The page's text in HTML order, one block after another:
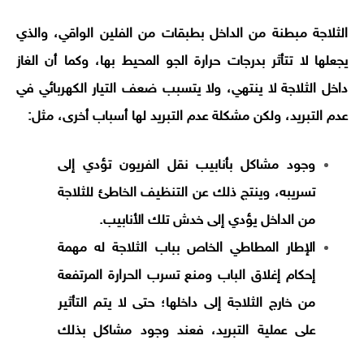
الثلاجة مبطنة من الداخل بطبقات من الفلين الواقي، والذي
يجعلها لا تتأثر بدرجات حرارة الجو المحيط بها، وكما أن الغاز
داخل الثلاجة لا ينتهي، ولا يتسبب ضعف التيار الكهربائي في
عدم التبريد، ولكن مشكلة عدم التبريد لها أسباب أخرى، مثل:
وجود مشاكل بأنابيب نقل الفريون تؤدي إلى
تسريبه، وينتج ذلك عن التنظيف الخاطئ للثلاجة
من الداخل يؤدي إلى خدش تلك الأنابيب.
الإطار المطاطي الخاص بباب الثلاجة له مهمة
إحكام إغلاق الباب ومنع تسرب الحرارة المرتفعة
من خارج الثلاجة إلى داخلها؛ حتى لا يتم التأثير
على عملية التبريد، فعند وجود مشاكل بذلك